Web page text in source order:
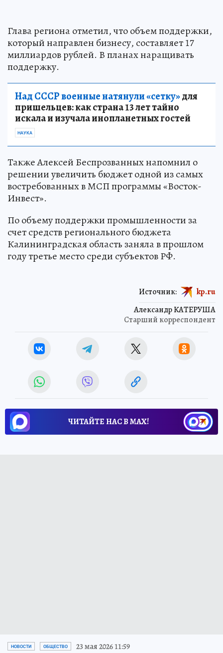
Глава региона отметил, что объем поддержки,
который направлен бизнесу, составляет 17
миллиардов рублей. В планах наращивать
поддержку.
Над СССР военные натянули «сетку»для
пришельцев: как страна 13 лет тайно
искала и изучала инопланетных гостей
НАУКА
Также Алексей Беспрозванных напомнил о
решении увеличить бюджет одной из самых
востребованных в МСП программы «Восток-
Инвест».
По объему поддержки промышленности за
счет средств регионального бюджета
Калининградская область заняла в прошлом
году третье место среди субъектов РФ.
Александр КАТЕРУША
Старший корреспондент
Источник: kp.ru
ЧИТАЙТЕ НАС В МАХ!
НОВОСТИ ОБЩЕСТВО 23 мая 2026 11:59